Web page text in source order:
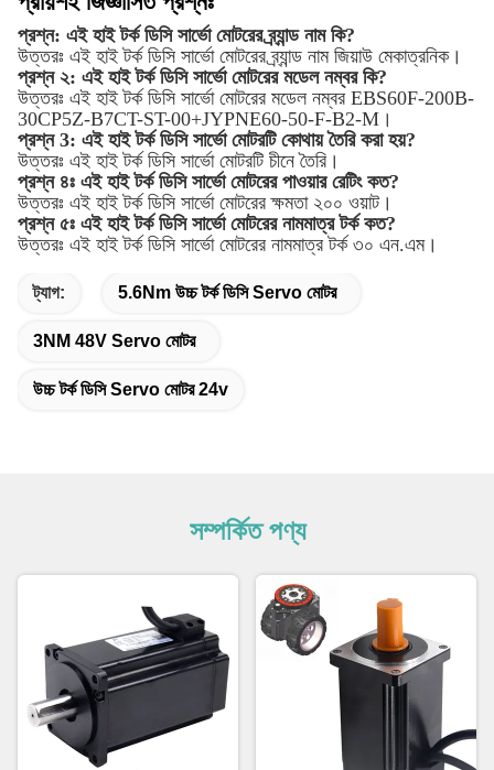
প্রশ্ন: এই হাই টর্ক ডিসি সার্ভো মোটরের ব্র্যান্ড নাম কি?
উত্তরঃ এই হাই টর্ক ডিসি সার্ভো মোটরের ব্র্যান্ড নাম জিয়াউ মেকাত্রনিক।
প্রশ্ন ২: এই হাই টর্ক ডিসি সার্ভো মোটরের মডেল নম্বর কি?
উত্তরঃ এই হাই টর্ক ডিসি সার্ভো মোটরের মডেল নম্বর EBS60F-200B-
30CP5Z-B7CT-ST-00+JYPNE60-50-F-B2-M।
প্রশ্ন 3: এই হাই টর্ক ডিসি সার্ভো মোটরটি কোথায় তৈরি করা হয়?
উত্তরঃ এই হাই টর্ক ডিসি সার্ভো মোটরটি চীনে তৈরি।
প্রশ্ন ৪ঃ এই হাই টর্ক ডিসি সার্ভো মোটরের পাওয়ার রেটিং কত?
উত্তরঃ এই হাই টর্ক ডিসি সার্ভো মোটরের ক্ষমতা ২০০ ওয়াট।
প্রশ্ন ৫ঃ এই হাই টর্ক ডিসি সার্ভো মোটরের নামমাত্র টর্ক কত?
উত্তরঃ এই হাই টর্ক ডিসি সার্ভো মোটরের নামমাত্র টর্ক ৩০ এন.এম।
ট্যাগ: 5.6Nm উচ্চ টর্ক ডিসি Servo মোটর
3NM 48V Servo মোটর
উচ্চ টর্ক ডিসি Servo মোটর 24v
সম্পর্কিত পণ্য